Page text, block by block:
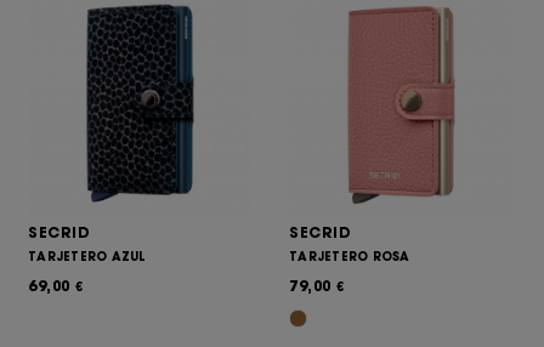
SECRID
TARJETERO AZUL
69,00 €
SECRID
TARJETERO ROSA
79,00 €